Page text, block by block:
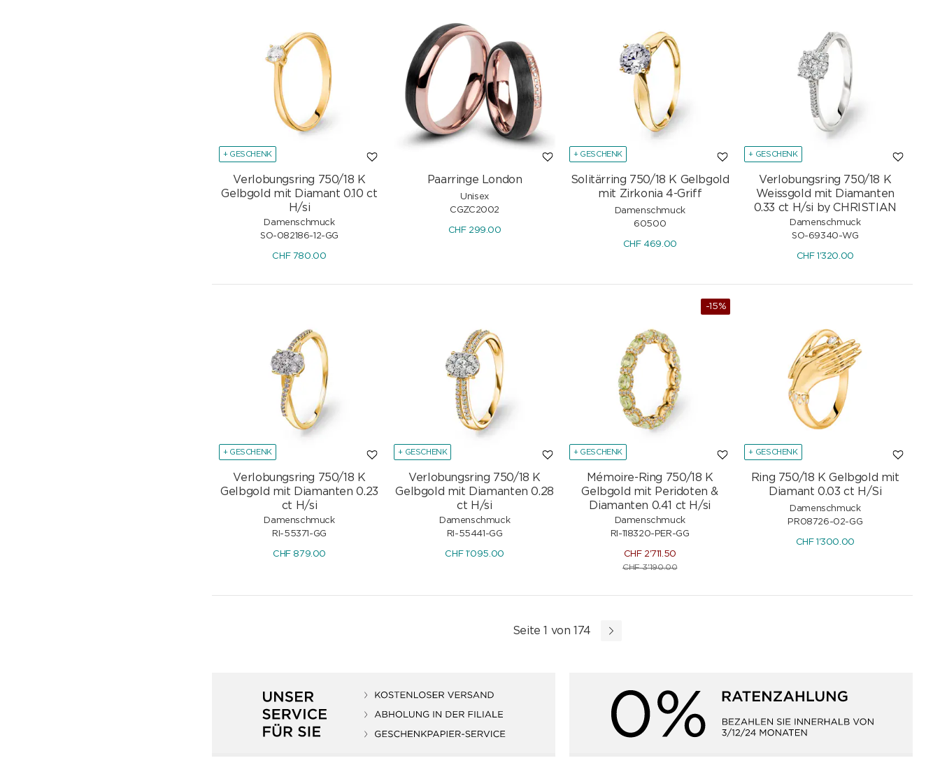
+ GESCHENK
Verlobungsring 750/18 K
Gelbgold mit Diamant 0.10 ct
H/si
Damenschmuck
SO-082186-12-GG
CHF 780.00
Paarringe London
Unisex
CGZC2002
CHF 299.00
+ GESCHENK
Solitärring 750/18 K Gelbgold
mit Zirkonia 4-Griff
Damenschmuck
60500
CHF 469.00
+ GESCHENK
Verlobungsring 750/18 K
Weissgold mit Diamanten
0.33 ct H/si by CHRISTIAN
Damenschmuck
SO-69340-WG
CHF 1'320.00
+ GESCHENK
Verlobungsring 750/18 K
Gelbgold mit Diamanten 0.23
ct H/si
Damenschmuck
RI-55371-GG
CHF879.00
+ GESCHENK
Verlobungsring 750/18 K
Gelbgold mit Diamanten 0.28
ct H/si
Damenschmuck
RI-55441-GG
CHF1'095.00
-15%
+ GESCHENK
Mémoire-Ring 750/18 K
Gelbgold mit Peridoten &
Diamanten 0.41 ct H/si
Damenschmuck
RI-118320-PER-GG
CHF2'711.50
CHF3'190.00
+ GESCHENK
Ring 750/18 K Gelbgold mit
Diamant 0.03 ct H/Si
Damenschmuck
PR08726-02-GG
CHF1'300.00
Seite 1 von 174